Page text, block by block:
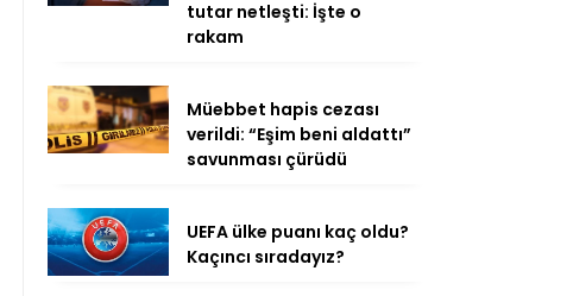
tutar netleşti: İşte o
rakam
Müebbet hapis cezası
verildi: “Eşim beni aldattı”
savunması çürüdü
UEFA ülke puanı kaç oldu?
Kaçıncı sıradayız?